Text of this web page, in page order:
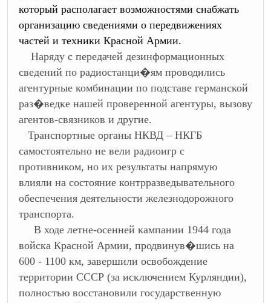
который располагает возможностями снабжать
организацию сведениями о передвижениях
частей и техники Красной Армии.
Наряду с передачей дезинформационных
сведений по радиостанци�ям проводились
агентурные комбинации по подставе германской
раз�ведке нашей проверенной агентуры, вызову
агентов-связников и другие.
Транспортные органы НКВД – НКГБ
самостоятельно не вели радиоигр с
противником, но их результаты напрямую
влияли на состояние контрразведывательного
обеспечения деятельности железнодорожного
транспорта.
В ходе летне-осенней кампании 1944 года
войска Красной Армии, продвинув�шись на
600 - 1100 км, завершили освобождение
территории СССР (за исключением Курляндии),
полностью восстановили государственную